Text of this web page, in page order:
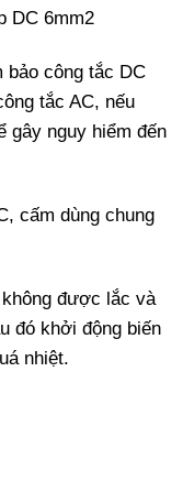
DC 6mm2
bảo công tắc DC
tắc AC, nếu
gây nguy hiểm đến
cấm dùng chung
được lắc và
đó khởi động biến
nhiệt.